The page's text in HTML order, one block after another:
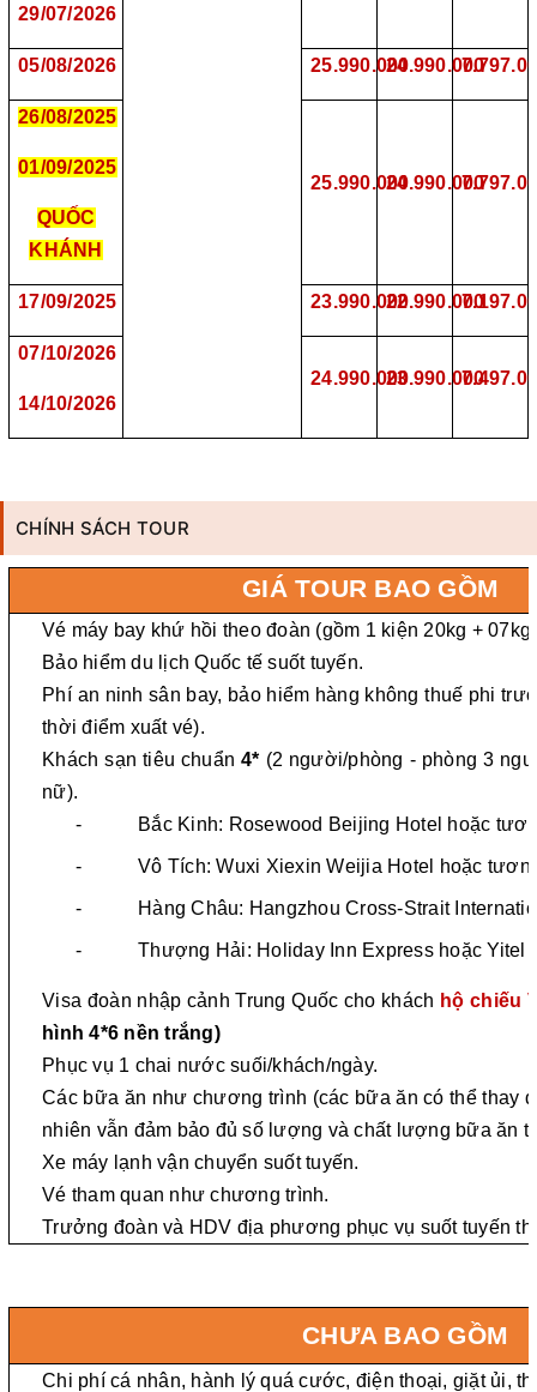
29/07/2026
05/08/2026 25.990.00024.990.000
26/08/2025
01/09/2025
QUỐC
KHÁNH
25.990.00024.990.000
17/09/2025 23.990.000
22.990.000
7.
07/10/2026
14/10/2026
24.990.00023.990.000
CHÍNH SÁCH TOUR
GIÁ TOUR BAO GỒM
Vé máy bay khứ hồi theo đoàn (gồm 1 kiện 20kg + 07kg
Bảo hiểm du lịch Quốc tế suốt tuyến.
Phí an ninh sân bay, bảo hiểm hàng không thuế phi
thời điểm xuất vé).
Khách sạn tiêu chuẩn4* (2 người/phòng - phòng 3
nữ).
- Bắc Kinh: Rosewood Beijing Hotel hoặc
- Vô Tích: Wuxi Xiexin Weijia Hotel hoặc
- Hàng Châu: Hangzhou Cross-Strait
- Thượng Hải: Holiday Inn Express hoặc Yitel
Visa đoàn nhập cảnh Trung Quốc cho khách hộ chiếu
hình 4*6 nền trắng)
Phục vụ 1 chai nước suối/khách/ngày.
Các bữa ăn như chương trình (các bữa ăn có thể thay
nhiên vẫn đảm bảo đủ số lượng và chất lượng bữa ăn
Xe máy lạnh vận chuyển suốt tuyến.
Vé tham quan như chương trình.
Trưởng đoàn và HDV địa phương phục vụ suốt tuyến
CHƯA BAO GỒM
Chi phí cá nhân, hành lý quá cước, điện thoại, giặt ủi,